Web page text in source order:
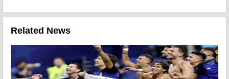
Related News